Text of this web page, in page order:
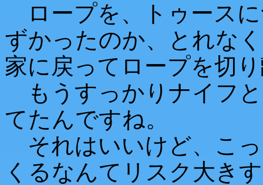
ロープを、トゥース
ずかったのか、とれな
家に戻ってロープを切
もうすっかりナイフ
てたんですね。
それはいいけど、こ
くるなんてリスク大き